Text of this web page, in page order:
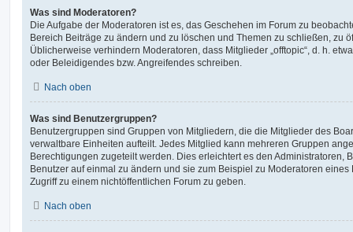
Was sind Moderatoren?
Die Aufgabe der Moderatoren ist es, das Geschehen im Forum zu
Bereich Beiträge zu ändern und zu löschen und Themen zu schließen, zu
Üblicherweise verhindern Moderatoren, dass Mitglieder „offtopic“, d. h.
oder Beleidigendes bzw. Angreifendes schreiben.
Nach oben
Was sind Benutzergruppen?
Benutzergruppen sind Gruppen von Mitgliedern, die die Mitglieder des
verwaltbare Einheiten aufteilt. Jedes Mitglied kann mehreren Gruppen
Berechtigungen zugeteilt werden. Dies erleichtert es den Administratoren,
Benutzer auf einmal zu ändern und sie zum Beispiel zu Moderatoren
Zugriff zu einem nichtöffentlichen Forum zu geben.
Nach oben